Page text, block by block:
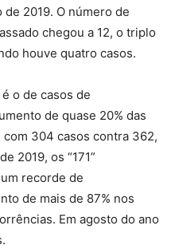
2019. O número de
chegou a 12, o triplo
houve quatro casos.
o de casos de
de quase 20% das
304 casos contra 362,
2019, os “171”
recorde de
de mais de 87% nos
Em agosto do ano